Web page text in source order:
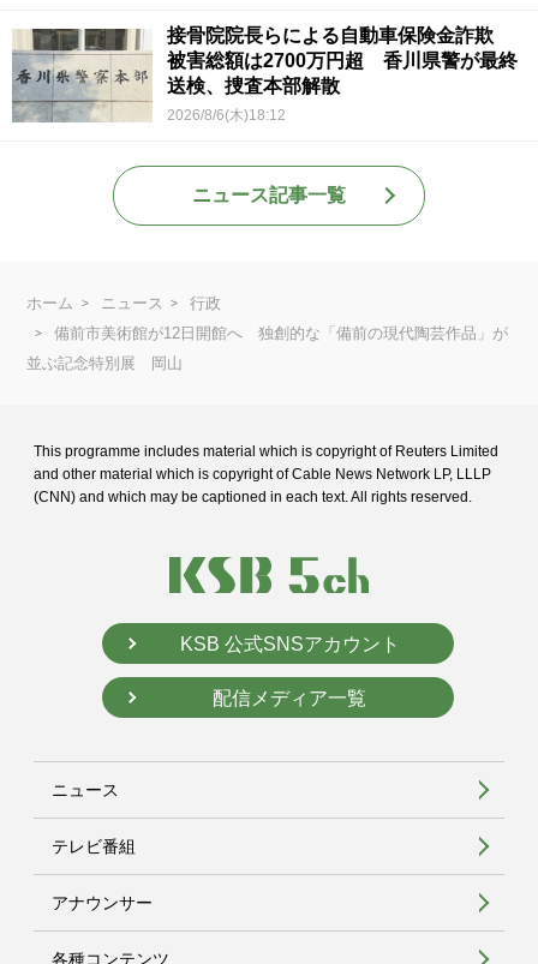
接骨院院長らによる自動車保険金詐欺
被害総額は2700万円超 香川県警が最終
送検、捜査本部解散
2026/8/6(木)18:12
ニュース記事一覧
ホーム ニュース
行政
備前市美術館が12日開館へ 独創的な「備前の現代陶芸作品」が
並ぶ記念特別展 岡山
This programme includes material which is copyright of Reuters Limited
and other material which is copyright of Cable News Network LP, LLLP
(CNN) and which may be captioned in each text. All rights reserved.
KSB 公式SNSアカウント
配信メディア一覧
ニュース
テレビ番組
アナウンサー
各種コンテンツ